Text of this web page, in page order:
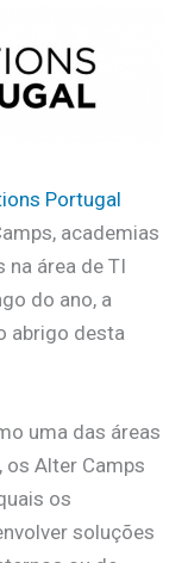
Portugal
academias
área de TI
do ano, a
abrigo desta
uma das áreas
Alter Camps
os
soluções